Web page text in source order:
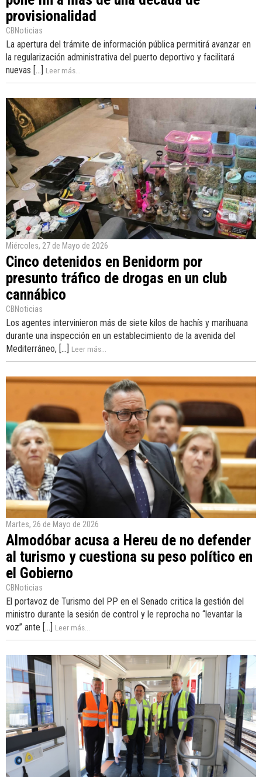
provisionalidad
CBNoticias
La apertura del trámite de información pública permitirá avanzar en
la regularización administrativa del puerto deportivo y facilitará
nuevas [...]
Leer más...
Miércoles, 27 de Mayo de 2026
Cinco detenidos en Benidorm por
presunto tráfico de drogas en un club
cannábico
CBNoticias
Los agentes intervinieron más de siete kilos de hachís y marihuana
durante una inspección en un establecimiento de la avenida del
Mediterráneo, [...] Leer más...
Martes, 26 de Mayo de 2026
Almodóbar acusa a Hereu de no defender
al turismo y cuestiona su peso político en
el Gobierno
CBNoticias
El portavoz de Turismo del PP en el Senado critica la gestión del
ministro durante la sesión de control y le reprocha no “levantar la
voz” ante [...] Leer más...